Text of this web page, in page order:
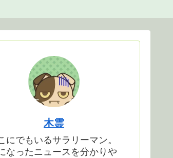
木霊
にでもいるサラリーマン。
なったニュースを分かりや